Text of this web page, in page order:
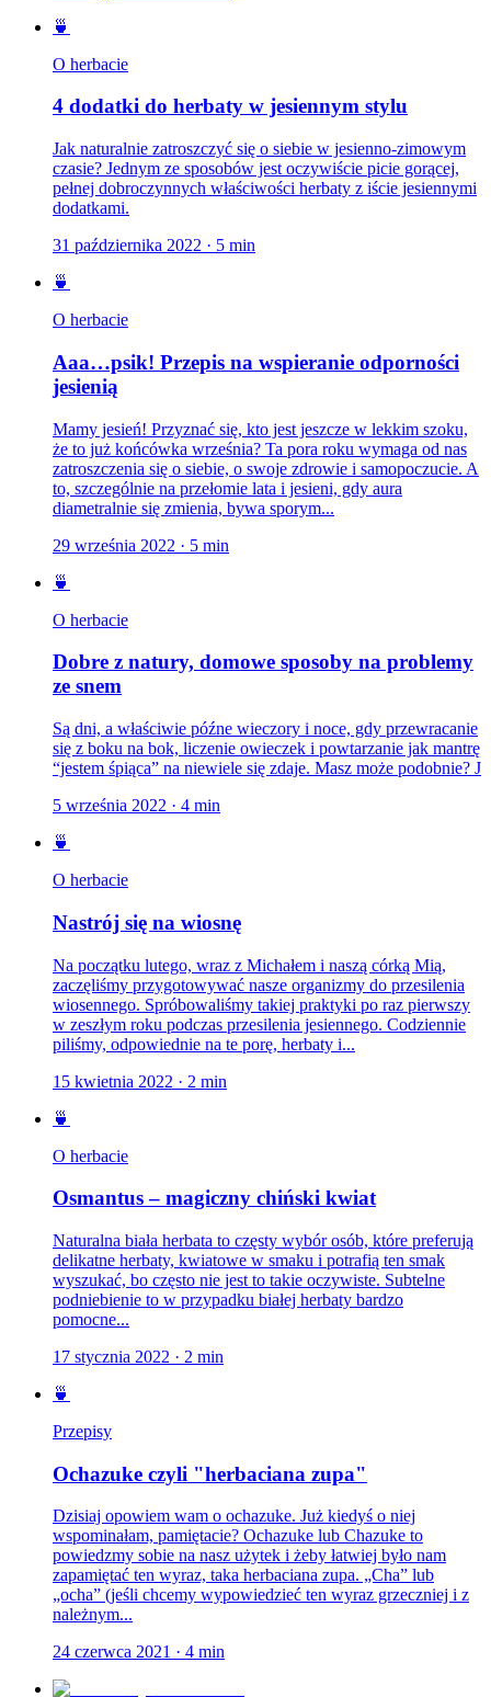
🍵
O herbacie
4 dodatki do herbaty w jesiennym stylu
Jak naturalnie zatroszczyć się o siebie w jesienno-zimowym
czasie? Jednym ze sposobów jest oczywiście picie gorącej,
pełnej dobroczynnych właściwości herbaty z iście jesiennymi
dodatkami.
31 października 2022 · 5 min
🍵
O herbacie
Aaa…psik! Przepis na wspieranie odporności
jesienią
Mamy jesień! Przyznać się, kto jest jeszcze w lekkim szoku,
że to już końcówka września? Ta pora roku wymaga od nas
zatroszczenia się o siebie, o swoje zdrowie i samopoczucie. A
to, szczególnie na przełomie lata i jesieni, gdy aura
diametralnie się zmienia, bywa sporym...
29 września 2022 · 5 min
🍵
O herbacie
Dobre z natury, domowe sposoby na problemy
ze snem
Są dni, a właściwie późne wieczory i noce, gdy przewracanie
się z boku na bok, liczenie owieczek i powtarzanie jak mantrę
“jestem śpiąca” na niewiele się zdaje. Masz może podobnie? J
5 września 2022 · 4 min
🍵
O herbacie
Nastrój się na wiosnę
Na początku lutego, wraz z Michałem i naszą córką Mią,
zaczęliśmy przygotowywać nasze organizmy do przesilenia
wiosennego. Spróbowaliśmy takiej praktyki po raz pierwszy
w zeszłym roku podczas przesilenia jesiennego. Codziennie
piliśmy, odpowiednie na te porę, herbaty i...
15 kwietnia 2022 · 2 min
🍵
O herbacie
Osmantus – magiczny chiński kwiat
Naturalna biała herbata to częsty wybór osób, które preferują
delikatne herbaty, kwiatowe w smaku i potrafią ten smak
wyszukać, bo często nie jest to takie oczywiste. Subtelne
podniebienie to w przypadku białej herbaty bardzo
pomocne...
17 stycznia 2022 · 2 min
🍵
Przepisy
Ochazuke czyli "herbaciana zupa"
Dzisiaj opowiem wam o ochazuke. Już kiedyś o niej
wspominałam, pamiętacie? Ochazuke lub Chazuke to
powiedzmy sobie na nasz użytek i żeby łatwiej było nam
zapamiętać ten wyraz, taka herbaciana zupa. „Cha” lub
„ocha” (jeśli chcemy wypowiedzieć ten wyraz grzeczniej i z
należnym...
24 czerwca 2021 · 4 min